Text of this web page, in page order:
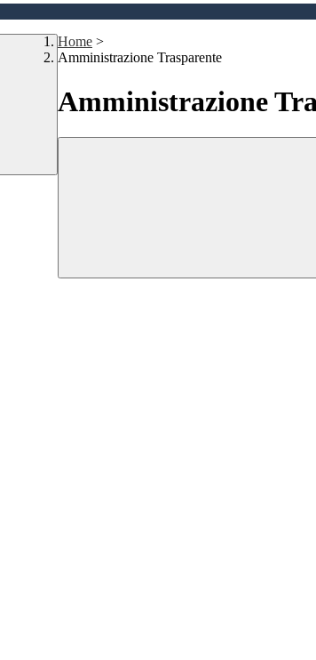
Home >
Amministrazione Trasparente
Amministrazione